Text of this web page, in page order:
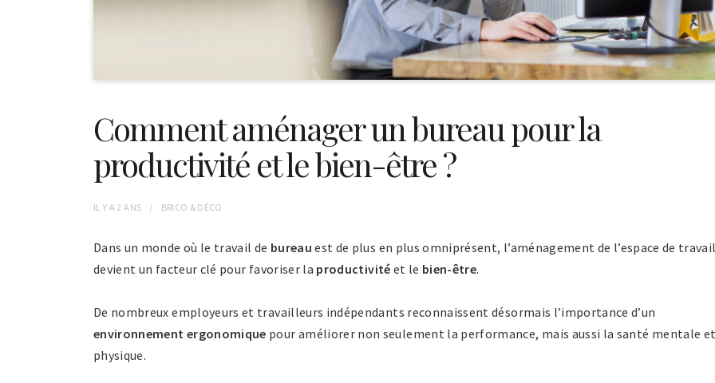
Comment aménager un bureau pour la
productivité et le bien-être ?
IL Y A 2 ANS BRICO & DÉCO
Dans un monde où le travail de bureau est de plus en plus omniprésent, l’aménagement de l’espace de travail
devient un facteur clé pour favoriser la productivité et le bien-être.
De nombreux employeurs et travailleurs indépendants reconnaissent désormais l’importance d’un
environnement ergonomique pour améliorer non seulement la performance, mais aussi la santé mentale et
physique.